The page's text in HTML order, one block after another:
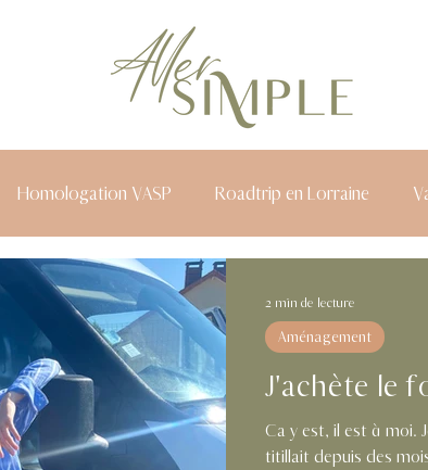
Homologation VASP Roadtrip en Lorraine
J'achète le
Ça y est, il est à moi.
Aménagement
2 min de lecture